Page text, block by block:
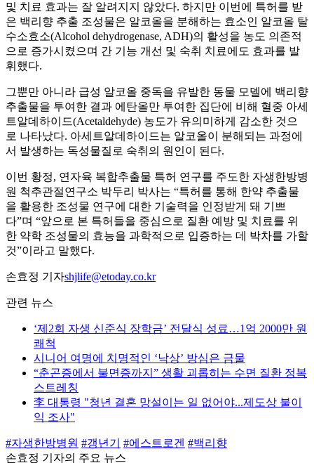
및 치료 효과는 잘 알려지지 않았다. 하지만 이번에 특허를 받
은 백리향 추출 조성물은 알코올을 분해하는 효소인 알코올 탈
수소효소(Alcohol dehydrogenase, ADH)의 활성을 농도 의존적
으로 증가시켰으며 간 기능 개선 및 숙취 치료에도 효과를 발
휘했다.
그뿐만 아니라 급성 알코올 중독을 유발한 동물 모델에 백리향
추출물을 투여한 결과 에탄올만 투여한 집단에 비해 혈중 아세
트알데하이드(Acetaldehyde) 농도가 유의미하게 감소한 것으
로 나타났다. 아세트알데하이드는 알코올이 분해되는 과정에
서 발생하는 독성물질로 숙취의 원인이 된다.
이번 황정, 연자육 복합추출물 특허 연구를 주도한 자생한방병
원 척추관절연구소 박두리 박사는 “특허를 통해 한약 추출물
을 활용한 조성물 연구에 대한 기술력을 인정받게 돼 기쁘
다”며 “앞으로 본 특허들을 중심으로 질환 예방 및 치료를 위
한 약학 조성물의 효능을 과학적으로 입증하는 데 박차를 가할
것”이라고 말했다.
손효정 기자shjlife@etoday.co.kr
관련 뉴스
‘제2회 자생 신준식 장학금’ 전달식 성료…1억 2000만 원
쾌척
시니어 여명에 치명적인 ‘낙상’ 방심은 금물
“춘곤증에서 불면증까지” 생활 괴롭히는 수면 질환 정복
스트레칭
李 대통령 "청년 결혼 망설이는 일 없어야...제도상 불이
익 조사"
#자생한방병원 #갱년기 #에스트로겐 #백리향
손효정 기자의 주요 뉴스